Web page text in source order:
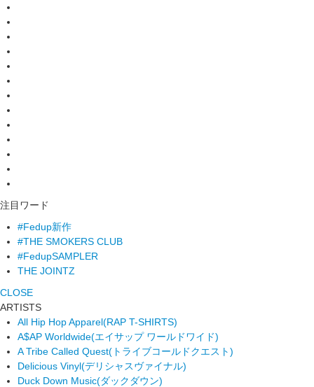
注目ワード
#Fedup新作
#THE SMOKERS CLUB
#FedupSAMPLER
THE JOINTZ
CLOSE
ARTISTS
All Hip Hop Apparel(RAP T-SHIRTS)
A$AP Worldwide(エイサップ ワールドワイド)
A Tribe Called Quest(トライブコールドクエスト)
Delicious Vinyl(デリシャスヴァイナル)
Duck Down Music(ダックダウン)